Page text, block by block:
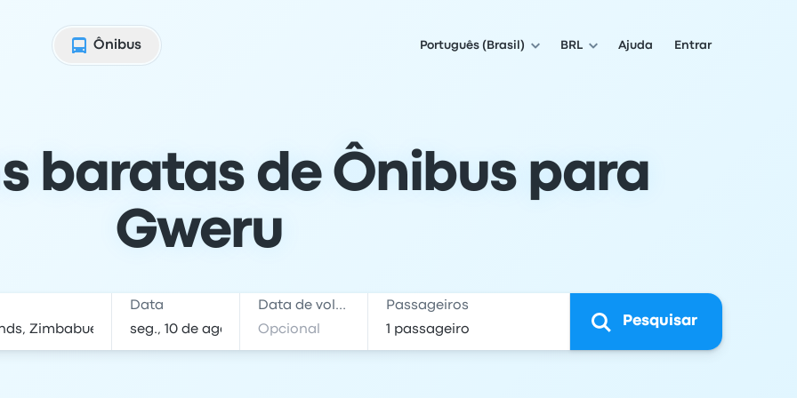
Ônibus
Português (Brasil) BRL Ajuda Entrar
baratas de Ônibus para
Gweru
Data Data de volta Passageiros
Pesquisar